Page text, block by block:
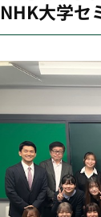
NHK大学セ